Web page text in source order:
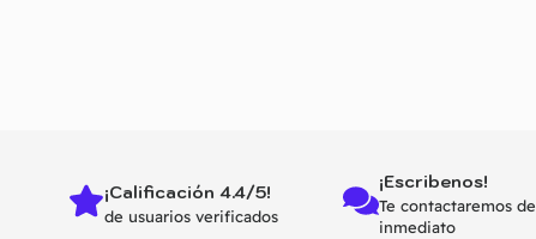
¡Calificación 4.4/5!
de usuarios verificados
¡Escribenos!
Te contactaremos de
inmediato